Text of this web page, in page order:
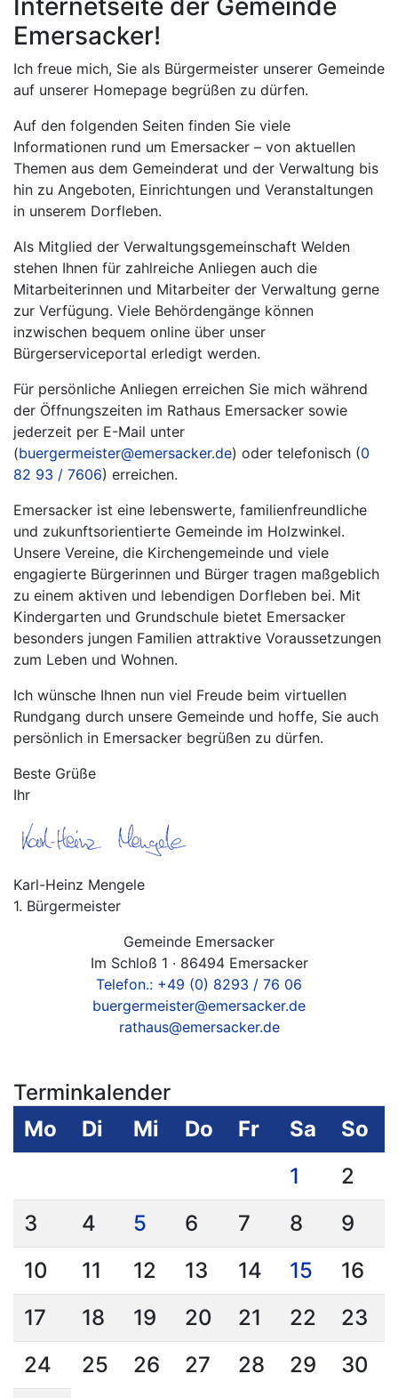
Internetseite der Gemeinde
Emersacker!
Ich freue mich, Sie als Bürgermeister unserer Gemeinde
auf unserer Homepage begrüßen zu dürfen.
Auf den folgenden Seiten finden Sie viele
Informationen rund um Emersacker – von aktuellen
Themen aus dem Gemeinderat und der Verwaltung bis
hin zu Angeboten, Einrichtungen und Veranstaltungen
in unserem Dorfleben.
Als Mitglied der Verwaltungsgemeinschaft Welden
stehen Ihnen für zahlreiche Anliegen auch die
Mitarbeiterinnen und Mitarbeiter der Verwaltung gerne
zur Verfügung. Viele Behördengänge können
inzwischen bequem online über unser
Bürgerserviceportal erledigt werden.
Für persönliche Anliegen erreichen Sie mich während
der Öffnungszeiten im Rathaus Emersacker sowie
jederzeit per E-Mail unter
(buergermeister@emersacker.de) oder telefonisch (0
82 93 / 7606) erreichen.
Emersacker ist eine lebenswerte, familienfreundliche
und zukunftsorientierte Gemeinde im Holzwinkel.
Unsere Vereine, die Kirchengemeinde und viele
engagierte Bürgerinnen und Bürger tragen maßgeblich
zu einem aktiven und lebendigen Dorfleben bei. Mit
Kindergarten und Grundschule bietet Emersacker
besonders jungen Familien attraktive Voraussetzungen
zum Leben und Wohnen.
Ich wünsche Ihnen nun viel Freude beim virtuellen
Rundgang durch unsere Gemeinde und hoffe, Sie auch
persönlich in Emersacker begrüßen zu dürfen.
Beste Grüße
Ihr
Karl-Heinz Mengele
1. Bürgermeister
Gemeinde Emersacker
Im Schloß 1 · 86494 Emersacker
Telefon.: +49 (0) 8293 / 76 06
buergermeister@emersacker.de
rathaus@emersacker.de
Terminkalender
Mo
Di Mi Do Fr Sa
So
1
2
3
4 5 6 7 8
9
10
11 12 13 14 15
16
17
18 19 20 21 22
23
24
25 26 27 28 29
30